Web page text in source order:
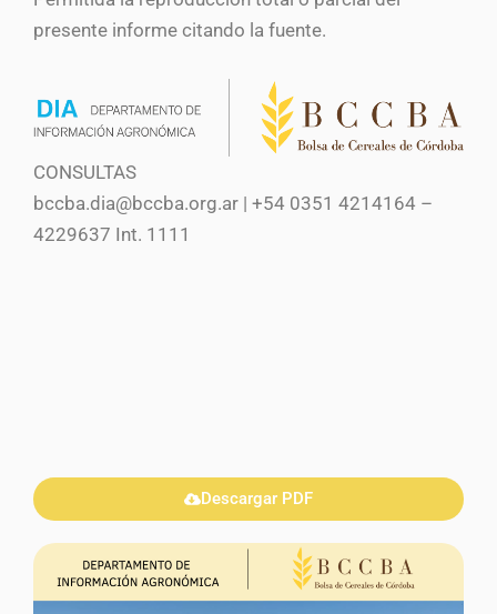
presente informe citando la fuente.
CONSULTAS
bccba.dia@bccba.org.ar | +54 0351 4214164 –
4229637 Int. 1111
Descargar PDF